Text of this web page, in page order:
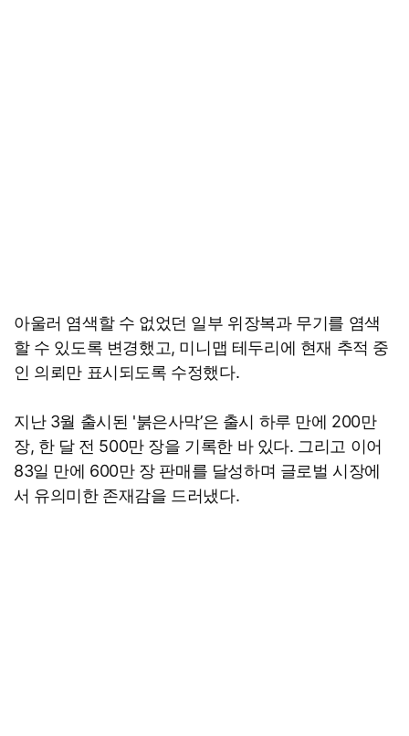
아울러 염색할 수 없었던 일부 위장복과 무기를 염색
할 수 있도록 변경했고, 미니맵 테두리에 현재 추적 중
인 의뢰만 표시되도록 수정했다.
지난 3월 출시된 '붉은사막’은 출시 하루 만에 200만
장, 한 달 전 500만 장을 기록한 바 있다. 그리고 이어
83일 만에 600만 장 판매를 달성하며 글로벌 시장에
서 유의미한 존재감을 드러냈다.